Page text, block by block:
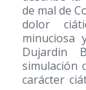
de mal de
dolor
minuciosa
Dujardin
simulación
carácter